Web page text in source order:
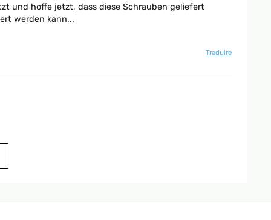
und hoffe jetzt, dass diese Schrauben geliefert
werden kann...
Traduire